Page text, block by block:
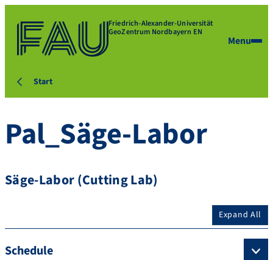
Friedrich-Alexander-Universität
GeoZentrum Nordbayern EN
Menu
Start
Pal_Säge-Labor
Säge-Labor (Cutting Lab)
Expand All
Schedule